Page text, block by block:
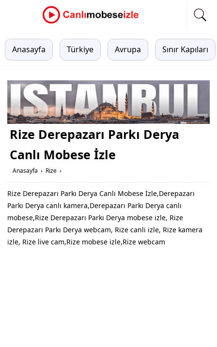
Anasayfa Türkiye Avrupa Sınır Kapıları
Rize Derepazarı Parkı Derya
Canlı Mobese İzle
Anasayfa › Rize ›
Rize Derepazarı Parkı Derya Canlı Mobese İzle,Derepazarı
Parkı Derya canlı kamera,Derepazarı Parkı Derya canlı
mobese,Rize Derepazarı Parkı Derya mobese izle, Rize
Derepazarı Parkı Derya webcam, Rize canli izle, Rize kamera
izle, Rize live cam,Rize mobese izle,Rize webcam